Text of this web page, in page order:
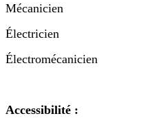
Mécanicien
Électricien
Électromécanicien
Accessibilité :